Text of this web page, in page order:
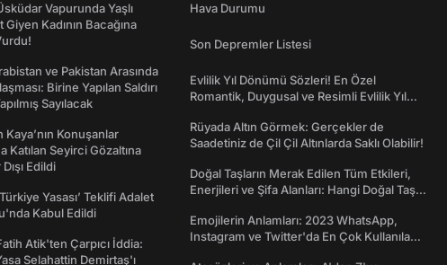
Vapurunda Yaşlı
Giyen Kadının Bacağına
ve Pakistan Arasında
Birine Yapılan Saldırı
Sayılacak
Kaya’nın Konuşanlar
Katılan Seyirci Gözaltına
Dışı Edildi
Yasası’ Teklifi Adalet
Kabul Edildi
Atik'ten Çarpıcı İddia:
Selahattin Demirtaş'ı
Hava Durumu
Son Depremler Listesi
Evlilik Yıl Dönümü Sözleri! En Özel
Romantik, Duygusal ve Resimli Evlilik Yıl
Rüyada Altın Görmek: Gerçekler de
Saadetiniz de Çil Çil Altınlarda Saklı Olabilir!
Doğal Taşların Merak Edilen Tüm Etkileri,
Enerjileri ve Şifa Alanları: Hangi Doğal Taş
Emojilerin Anlamları: 2023 WhatsApp,
Instagram ve Twitter'da En Çok Kullanılan